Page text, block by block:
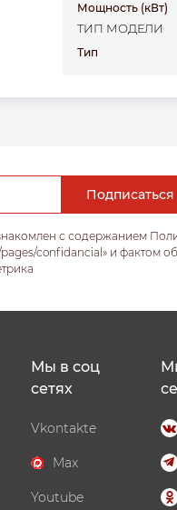
Мощность (кВт)
ТИП МОДЕЛИ
Тип
с содержанием
confidancial» и фактом
Мы в соц
сетях
Vkontakte
Max
Youtube